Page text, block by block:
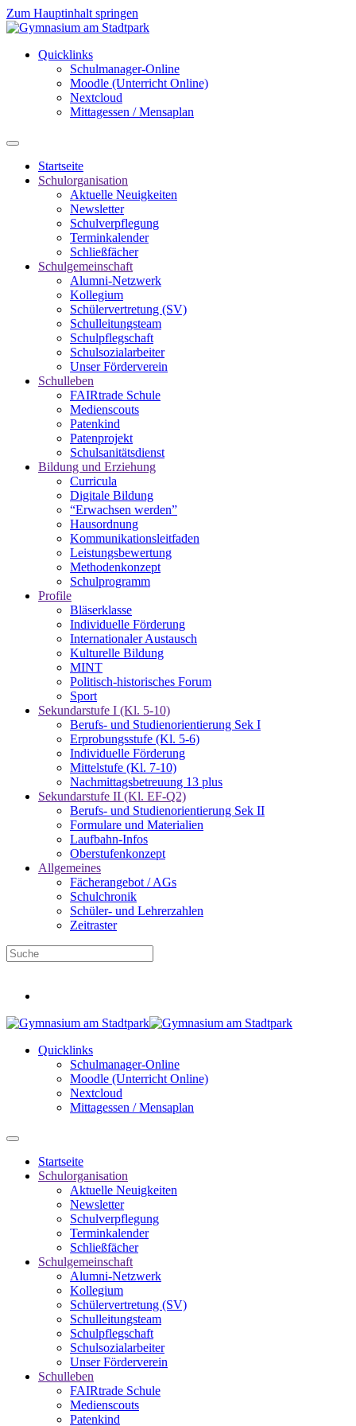
Zum Hauptinhalt springen
Quicklinks
Schulmanager-Online
Moodle (Unterricht Online)
Nextcloud
Mittagessen / Mensaplan
Startseite
Schulorganisation
Aktuelle Neuigkeiten
Newsletter
Schulverpflegung
Terminkalender
Schließfächer
Schulgemeinschaft
Alumni-Netzwerk
Kollegium
Schülervertretung (SV)
Schulleitungsteam
Schulpflegschaft
Schulsozialarbeiter
Unser Förderverein
Schulleben
FAIRtrade Schule
Medienscouts
Patenkind
Patenprojekt
Schulsanitätsdienst
Bildung und Erziehung
Curricula
Digitale Bildung
“Erwachsen werden”
Hausordnung
Kommunikationsleitfaden
Leistungsbewertung
Methodenkonzept
Schulprogramm
Profile
Bläserklasse
Individuelle Förderung
Internationaler Austausch
Kulturelle Bildung
MINT
Politisch-historisches Forum
Sport
Sekundarstufe I (Kl. 5-10)
Berufs- und Studienorientierung Sek I
Erprobungsstufe (Kl. 5-6)
Individuelle Förderung
Mittelstufe (Kl. 7-10)
Nachmittagsbetreuung 13 plus
Sekundarstufe II (Kl. EF-Q2)
Berufs- und Studienorientierung Sek II
Formulare und Materialien
Laufbahn-Infos
Oberstufenkonzept
Allgemeines
Fächerangebot / AGs
Schulchronik
Schüler- und Lehrerzahlen
Zeitraster
Quicklinks
Schulmanager-Online
Moodle (Unterricht Online)
Nextcloud
Mittagessen / Mensaplan
Startseite
Schulorganisation
Aktuelle Neuigkeiten
Newsletter
Schulverpflegung
Terminkalender
Schließfächer
Schulgemeinschaft
Alumni-Netzwerk
Kollegium
Schülervertretung (SV)
Schulleitungsteam
Schulpflegschaft
Schulsozialarbeiter
Unser Förderverein
Schulleben
FAIRtrade Schule
Medienscouts
Patenkind